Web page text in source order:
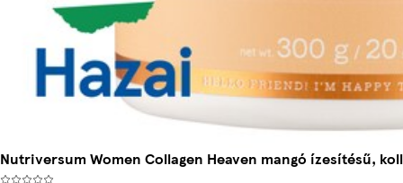
Nutriversum Women Collagen Heaven mangó ízesítésű,